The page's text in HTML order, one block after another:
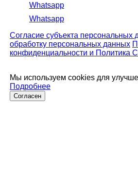
Whatsapp
Whatsapp
Согласие субъекта персональных
обработку персональных данных
конфиденциальности и Политика
Мы используем cookies для
Подробнее
Согласен